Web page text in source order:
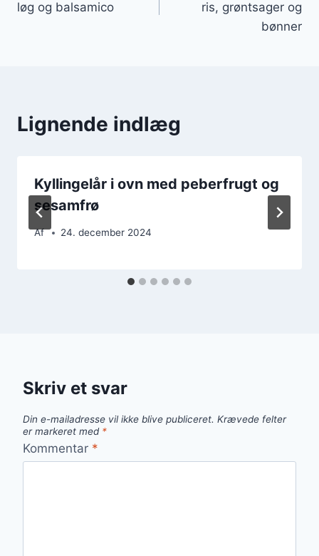
løg og balsamico
ris, grøntsager og
bønner
Lignende indlæg
Kyllingelår i ovn med peberfrugt og
sesamfrø
Af 24. december 2024
Skriv et svar
Din e-mailadresse vil ikke blive publiceret. Krævede felter
er markeret med *
Kommentar *